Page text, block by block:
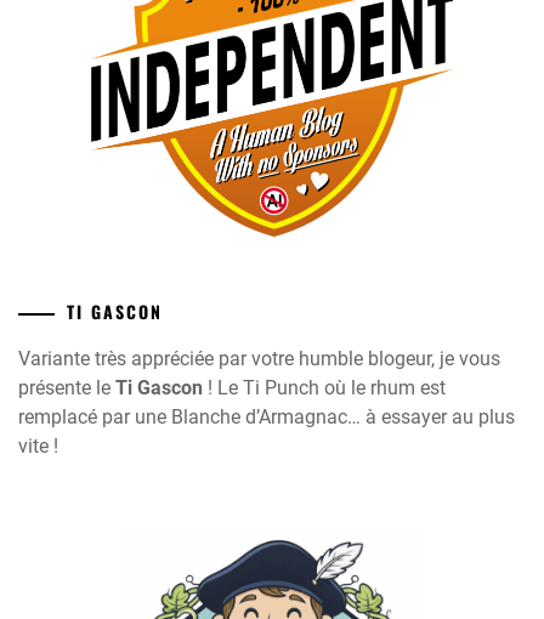
TI GASCON
Variante très appréciée par votre humble blogeur, je vous
présente le Ti Gascon ! Le Ti Punch où le rhum est
remplacé par une Blanche d’Armagnac… à essayer au plus
vite !